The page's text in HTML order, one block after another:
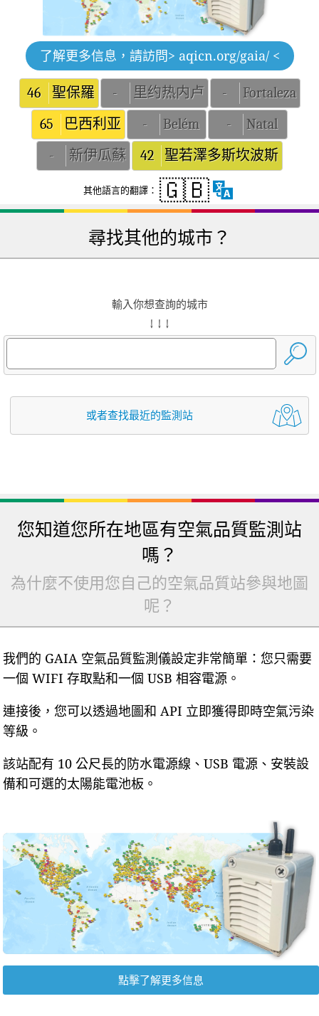
了解更多信息，請訪問> aqicn.org/gaia/ <
46 聖保羅 - 里约热内卢 -
Fortaleza
65
巴西利亚 - Belém -
Natal
-
新伊瓜蘇 42 聖若澤多斯坎波斯
其他語言的翻譯： 🇬🇧
尋找其他的城市？
輸入你想查詢的城市
↓ ↓ ↓
或者查找最近的監測站
您知道您所在地區有空氣品質監測站
嗎？
為什麼不使用您自己的空氣品質站參與地圖
呢？
我們的 GAIA 空氣品質監測儀設定非常簡單：您只需要
一個 WIFI 存取點和一個 USB 相容電源。
連接後，您可以透過地圖和 API 立即獲得即時空氣污染
等級。
該站配有 10 公尺長的防水電源線、USB 電源、安裝設
備和可選的太陽能電池板。
點擊了解更多信息